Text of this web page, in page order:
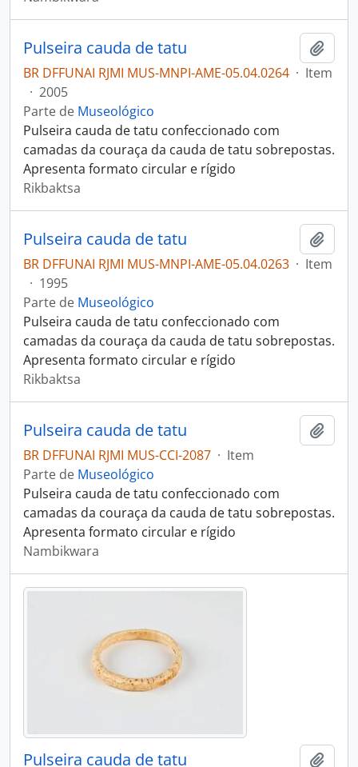
Pulseira cauda de tatu
BR DFFUNAI RJMI MUS-MNPI-AME-05.04.0264 · Item
· 2005
Parte de Museológico
Pulseira cauda de tatu confeccionado com
camadas da couraça da cauda de tatu sobrepostas.
Apresenta formato circular e rígido
Rikbaktsa
Pulseira cauda de tatu
BR DFFUNAI RJMI MUS-MNPI-AME-05.04.0263 · Item
· 1995
Parte de Museológico
Pulseira cauda de tatu confeccionado com
camadas da couraça da cauda de tatu sobrepostas.
Apresenta formato circular e rígido
Rikbaktsa
Pulseira cauda de tatu
BR DFFUNAI RJMI MUS-CCI-2087 · Item
Parte de Museológico
Pulseira cauda de tatu confeccionado com
camadas da couraça da cauda de tatu sobrepostas.
Apresenta formato circular e rígido
Nambikwara
Pulseira cauda de tatu